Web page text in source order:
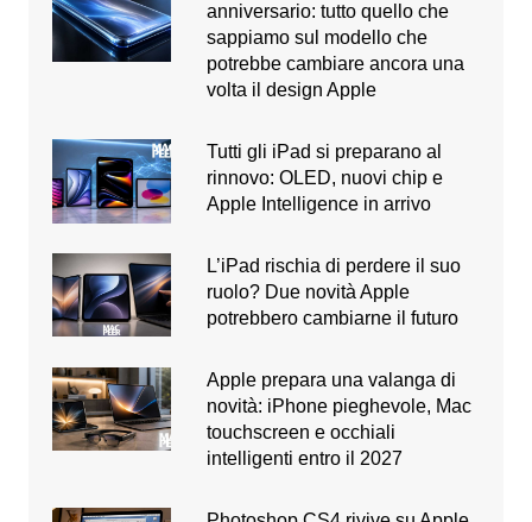
anniversario: tutto quello che
sappiamo sul modello che
potrebbe cambiare ancora una
volta il design Apple
Tutti gli iPad si preparano al
rinnovo: OLED, nuovi chip e
Apple Intelligence in arrivo
L’iPad rischia di perdere il suo
ruolo? Due novità Apple
potrebbero cambiarne il futuro
Apple prepara una valanga di
novità: iPhone pieghevole, Mac
touchscreen e occhiali
intelligenti entro il 2027